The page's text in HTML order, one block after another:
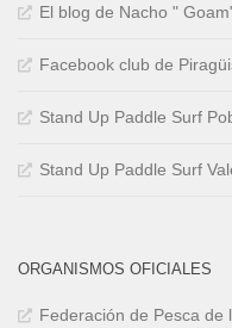
El blog de Nacho "
Facebook club de
Stand Up Paddle Surf
Stand Up Paddle Surf
ORGANISMOS OFICIALES
Federación de Pesca de